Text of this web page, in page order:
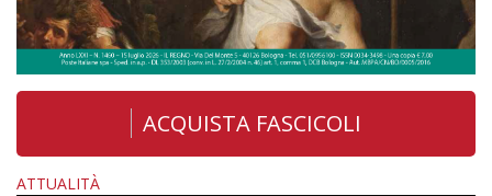
ACQUISTA FASCICOLI
ATTUALITÀ